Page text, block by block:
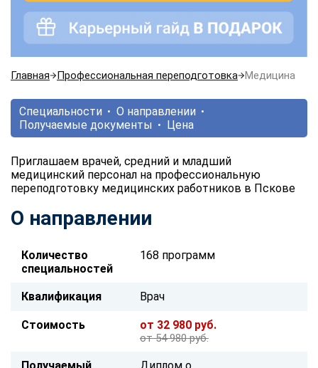
Главная Профессиональная переподготовка Медицина
Специальности
О направлении
Получаемые документы
Цена
Приглашаем врачей, средний и младший
медицинский персонал на профессиональную
переподготовку медицинских работников в Пскове
О направлении
Количество
специальностей
168 программ
Квалификация Врач
Стоимость от 32 980 руб.
от 54 980 руб.